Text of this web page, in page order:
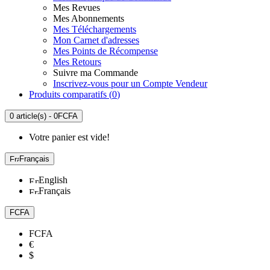
Mes Revues
Mes Abonnements
Mes Téléchargements
Mon Carnet d'adresses
Mes Points de Récompense
Mes Retours
Suivre ma Commande
Inscrivez-vous pour un Compte Vendeur
Produits comparatifs (0)
0 article(s) - 0FCFA
Votre panier est vide!
Français
English
Français
FCFA
FCFA
€
$